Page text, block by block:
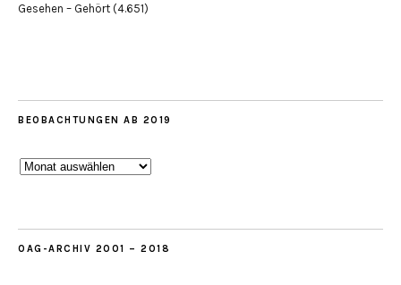
Gesehen – Gehört (4.651)
BEOBACHTUNGEN AB 2019
Beobachtungen
OAG-ARCHIV 2001 – 2018